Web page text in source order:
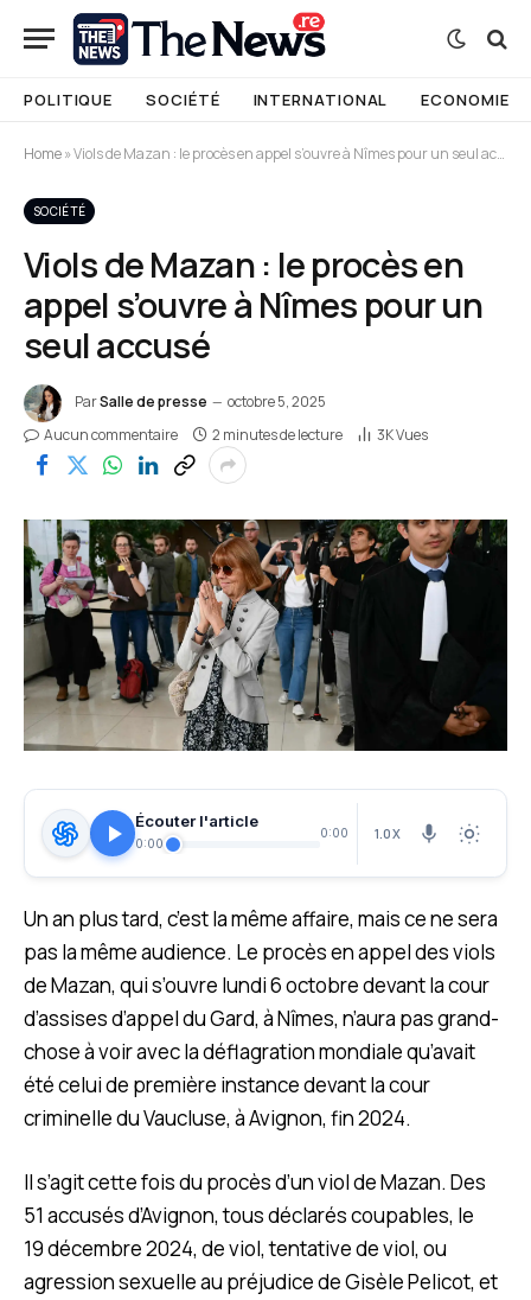
POLITIQUE SOCIÉTÉ INTERNATIONAL ECONOMIE
Home»Viols de Mazan : le procès en appel s’ouvre à Nîmes pour un seul accusé
SOCIÉTÉ
Viols de Mazan : le procès en
appel s’ouvre à Nîmes pour un
seul accusé
ParSalle de presse
octobre 5, 2025
Aucun commentaire
2 minutes de lecture 3KVues
Écouter l'article
0:00
0:00 1.0X
Un an plus tard, c’est la même affaire, mais ce ne sera
pas la même audience. Le procès en appel des viols
de Mazan, qui s’ouvre lundi 6 octobre devant la cour
d’assises d’appel du Gard, à Nîmes, n’aura pas grand-
chose à voir avec la déflagration mondiale qu’avait
été celui de première instance devant la cour
criminelle du Vaucluse, à Avignon, fin 2024.
Il s’agit cette fois du procès d’un viol de Mazan. Des
51 accusés d’Avignon, tous déclarés coupables, le
19 décembre 2024, de viol, tentative de viol, ou
agression sexuelle au préjudice de Gisèle Pelicot, et